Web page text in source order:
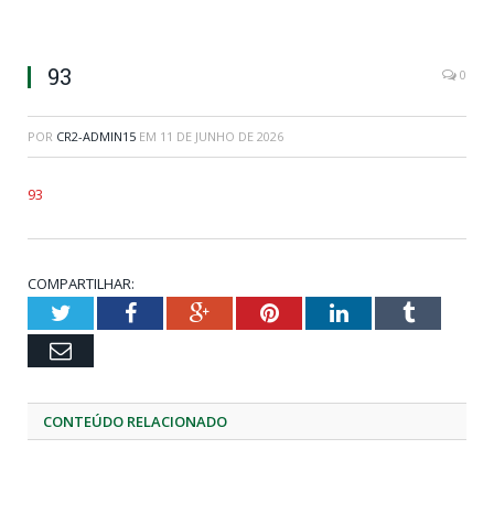
93 0
POR CR2-ADMIN15 EM 11 DE JUNHO DE 2026
93
COMPARTILHAR:
TwitterFacebookGoogle+PinterestLinkedInTumblr
Email
CONTEÚDO RELACIONADO